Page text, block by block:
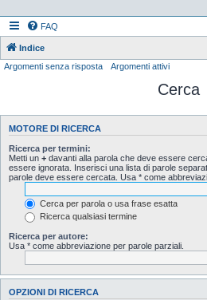
FAQ
Indice
Argomenti senza risposta
Argomenti attivi
Cerca
MOTORE DI RICERCA
Ricerca per termini:
Metti un + davanti alla parola che deve essere
essere ignorata. Inserisci una lista di parole
parole deve essere cercata. Usa * come
Cerca per parola o usa frase esatta
Ricerca qualsiasi termine
Ricerca per autore:
Usa * come abbreviazione per parole parziali.
OPZIONI DI RICERCA